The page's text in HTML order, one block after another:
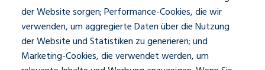
Presse und Mediakit
Über JASNO
Unser Team
Kontakt und Öffnungszeiten
der Website sorgen; Performance-Cookies, die wir
verwenden, um aggregierte Daten über die Nutzung
der Website und Statistiken zu generieren; und
Marketing-Cookies, die verwendet werden, um